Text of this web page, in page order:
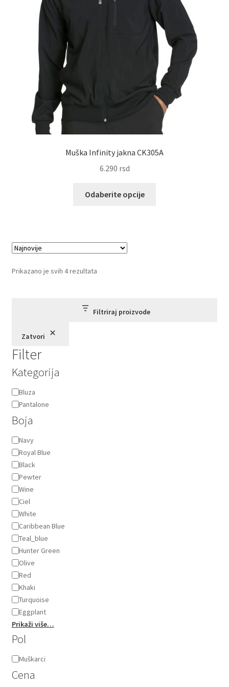
Muška Infinity jakna CK305A
6.290 rsd
Odaberite opcije
Prikazano je svih 4 rezultataSortirano
Filtriraj proizvode
Zatvori
Filter
Kategorija
Kategorija
Bluza
Pantalone
Boja
BojaNavy
Royal Blue
Black
Pewter
Wine
Ciel
White
Caribbean Blue
Teal_blue
Hunter Green
Olive
Red
Khaki
Turquoise
Eggplant
Prikaži više…
Pol
PolMuškarci
Cena